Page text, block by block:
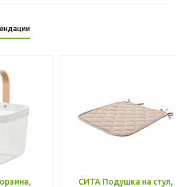
СИТА Подушка на стул,